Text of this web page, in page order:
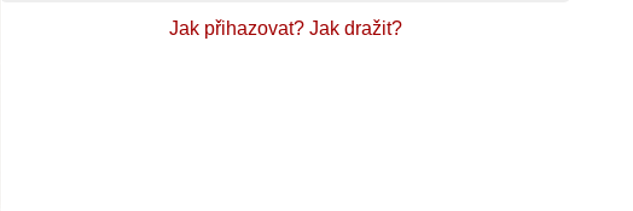
Jak přihazovat? Jak dražit?